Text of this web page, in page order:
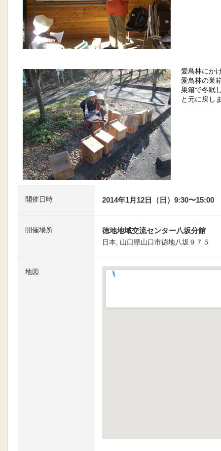
愛鳥林にか
愛鳥林の巣
巣箱で冬眠
と元に戻し
開催日時 2014年1月12日（日）9:30〜15:00
開催場所 徳地地域交流センター八坂分館
日本, 山口県山口市徳地八坂９７５
地図